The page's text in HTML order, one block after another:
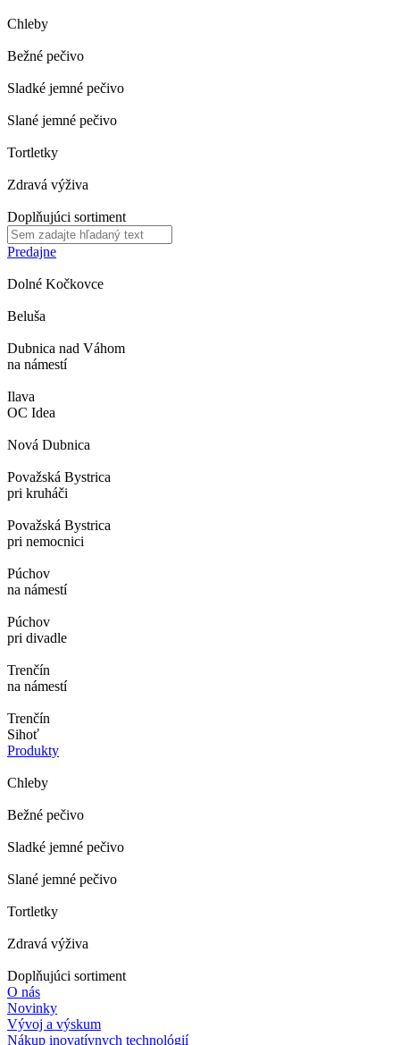
Chleby
Bežné pečivo
Sladké jemné pečivo
Slané jemné pečivo
Tortletky
Zdravá výživa
Doplňujúci sortiment
Predajne
Dolné Kočkovce
Beluša
Dubnica nad Váhom
na námestí
Ilava
OC Idea
Nová Dubnica
Považská Bystrica
pri kruháči
Považská Bystrica
pri nemocnici
Púchov
na námestí
Púchov
pri divadle
Trenčín
na námestí
Trenčín
Sihoť
Produkty
Chleby
Bežné pečivo
Sladké jemné pečivo
Slané jemné pečivo
Tortletky
Zdravá výživa
Doplňujúci sortiment
O nás
Novinky
Vývoj a výskum
Nákup inovatívnych technológií